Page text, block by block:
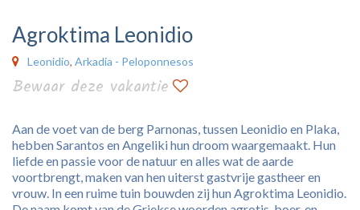
Agroktima Leonidio
Leonidio, Arkadia - Peloponnesos
Bewaar deze vakantie
Aan de voet van de berg Parnonas, tussen Leonidio en Plaka,
hebben Sarantos en Angeliki hun droom waargemaakt. Hun
liefde en passie voor de natuur en alles wat de aarde
voortbrengt, maken van hen uiterst gastvrije gastheer en
vrouw. In een ruime tuin bouwden zij hun Agroktima Leonidio.